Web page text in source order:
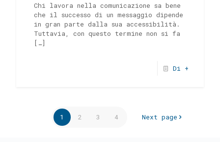
Chi lavora nella comunicazione sa bene
che il successo di un messaggio dipende
in gran parte dalla sua accessibilità.
Tuttavia, con questo termine non si fa
[…]
Di +
1 2 3 4 Next page